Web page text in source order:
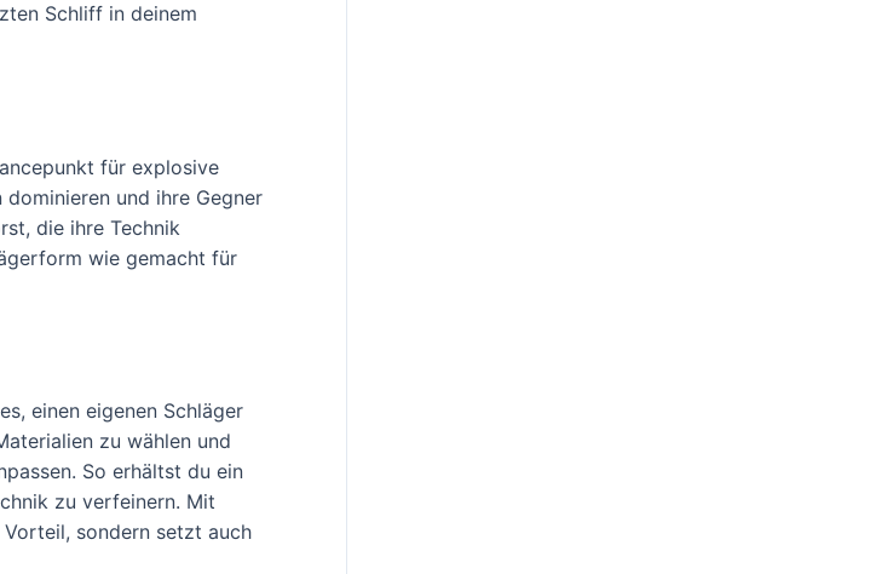
Schliff in deinem
für explosive
und ihre Gegner
die ihre Technik
wie gemacht für
einen eigenen Schläger
zu wählen und
So erhältst du ein
zu verfeinern. Mit
sondern setzt auch